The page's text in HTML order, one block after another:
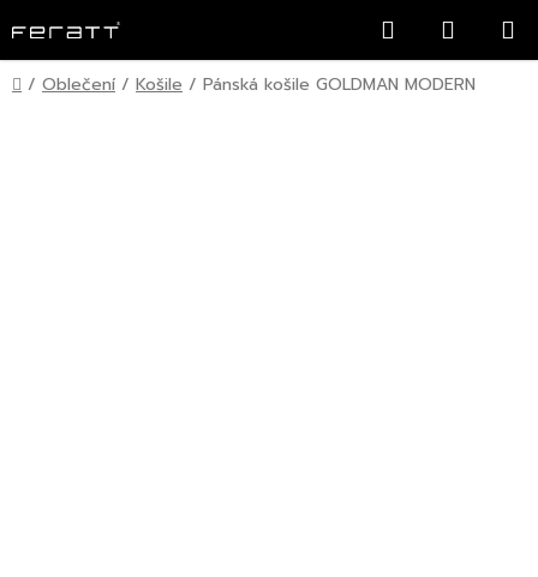
na
obsah
Hledat
KOŠÍK
Domů
/ Oblečení / Košile / Pánská košile GOLDMAN MODERN